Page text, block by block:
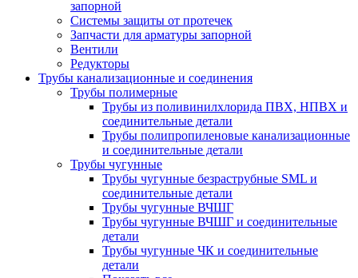
запорной
Системы защиты от протечек
Запчасти для арматуры запорной
Вентили
Редукторы
Трубы канализационные и соединения
Трубы полимерные
Трубы из поливинилхлорида ПВХ, НПВХ и
соединительные детали
Трубы полипропиленовые канализационные
и соединительные детали
Трубы чугунные
Трубы чугунные безраструбные SML и
соединительные детали
Трубы чугунные ВЧШГ
Трубы чугунные ВЧШГ и соединительные
детали
Трубы чугунные ЧК и соединительные
детали